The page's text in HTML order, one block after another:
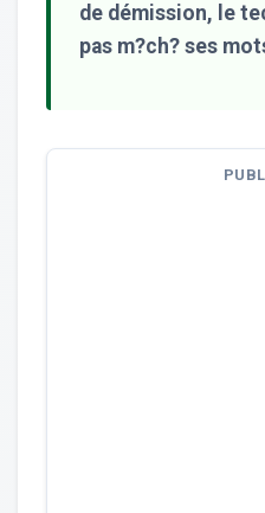
de démission, le
pas m?ch? ses